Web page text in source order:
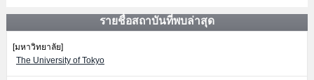
รายชื่อสถาบันที่พบล่าสุด
[มหาวิทยาลัย]
The University of Tokyo